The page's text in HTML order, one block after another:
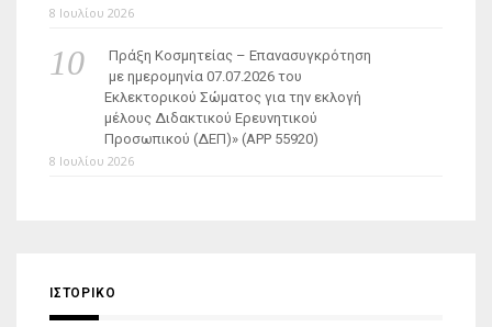
8 Ιουλίου 2026
Πράξη Κοσμητείας – Επανασυγκρότηση
με ημερομηνία 07.07.2026 του
Εκλεκτορικού Σώματος για την εκλογή
μέλους Διδακτικού Ερευνητικού
Προσωπικού (ΔΕΠ)» (APP 55920)
8 Ιουλίου 2026
ΙΣΤΟΡΙΚΌ